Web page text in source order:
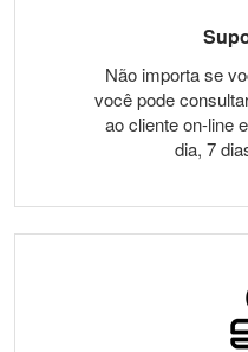
Não importa se
você pode
ao cliente on-line
dia, 7